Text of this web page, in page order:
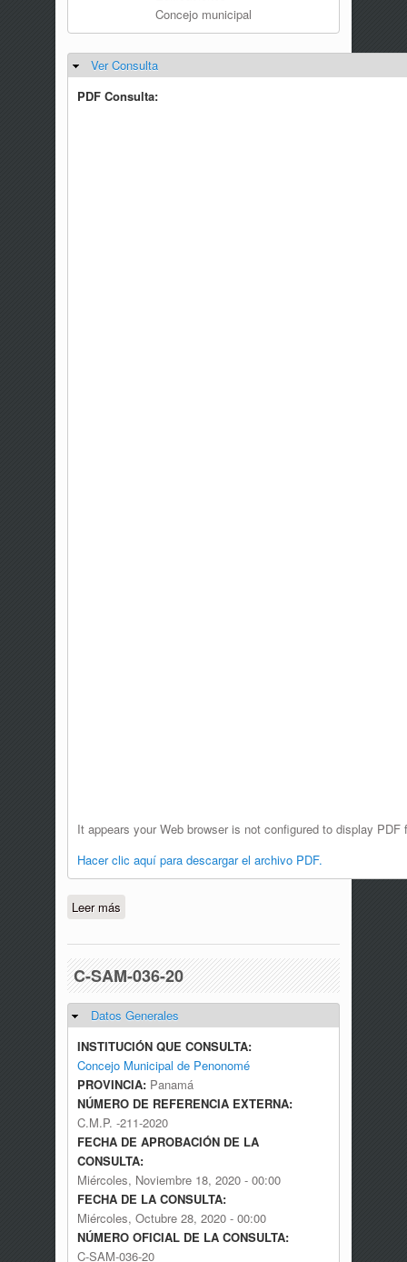
Concejo municipal
Ocultar
Ver Consulta
PDF Consulta:
It appears your Web browser is not configured to display
Hacer clic aquí para descargar el archivo PDF.
Leer más
C-SAM-036-20
Ocultar
Datos Generales
INSTITUCIÓN QUE CONSULTA:
Concejo Municipal de Penonomé
PROVINCIA: Panamá
NÚMERO DE REFERENCIA EXTERNA:
C.M.P. -211-2020
FECHA DE APROBACIÓN DE LA
CONSULTA:
Miércoles, Noviembre 18, 2020 - 00:00
FECHA DE LA CONSULTA:
Miércoles, Octubre 28, 2020 - 00:00
NÚMERO OFICIAL DE LA CONSULTA:
C-SAM-036-20